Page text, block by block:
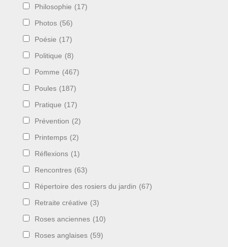
Philosophie (17)
Photos (56)
Poésie (17)
Politique (8)
Pomme (467)
Poules (187)
Pratique (17)
Prévention (2)
Printemps (2)
Réflexions (1)
Rencontres (63)
Répertoire des rosiers du jardin (67)
Retraite créative (3)
Roses anciennes (10)
Roses anglaises (59)